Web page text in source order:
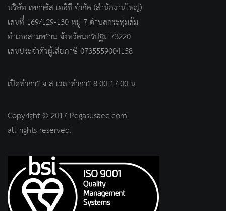
บริษัท เพกาซัส เออีซี จำกัด (สำนักงานใหญ่)
เลขที่ 169/129-130 หมู่ 7 ตำบลกระทุ่มล้ม
อำเภอสามพราน จังหวัดนครปฐม 73220
เลขประจำตัวผู้เสียภาษี 0735559004158
เปิดทำการ จ-ส เวลาทำการ 8.00-17.00 น
Copyright © 2017 Pegasusaec.com.
all rights reserved.